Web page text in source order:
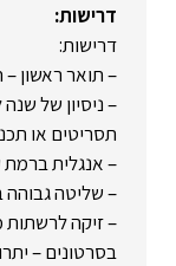
דרישות:
דרישות:
– תואר ראשון
– ניסיון של
תסריטים או
– אנגלית
– שליטה גבוהה
– זיקה לרשתות
בסרטונים –